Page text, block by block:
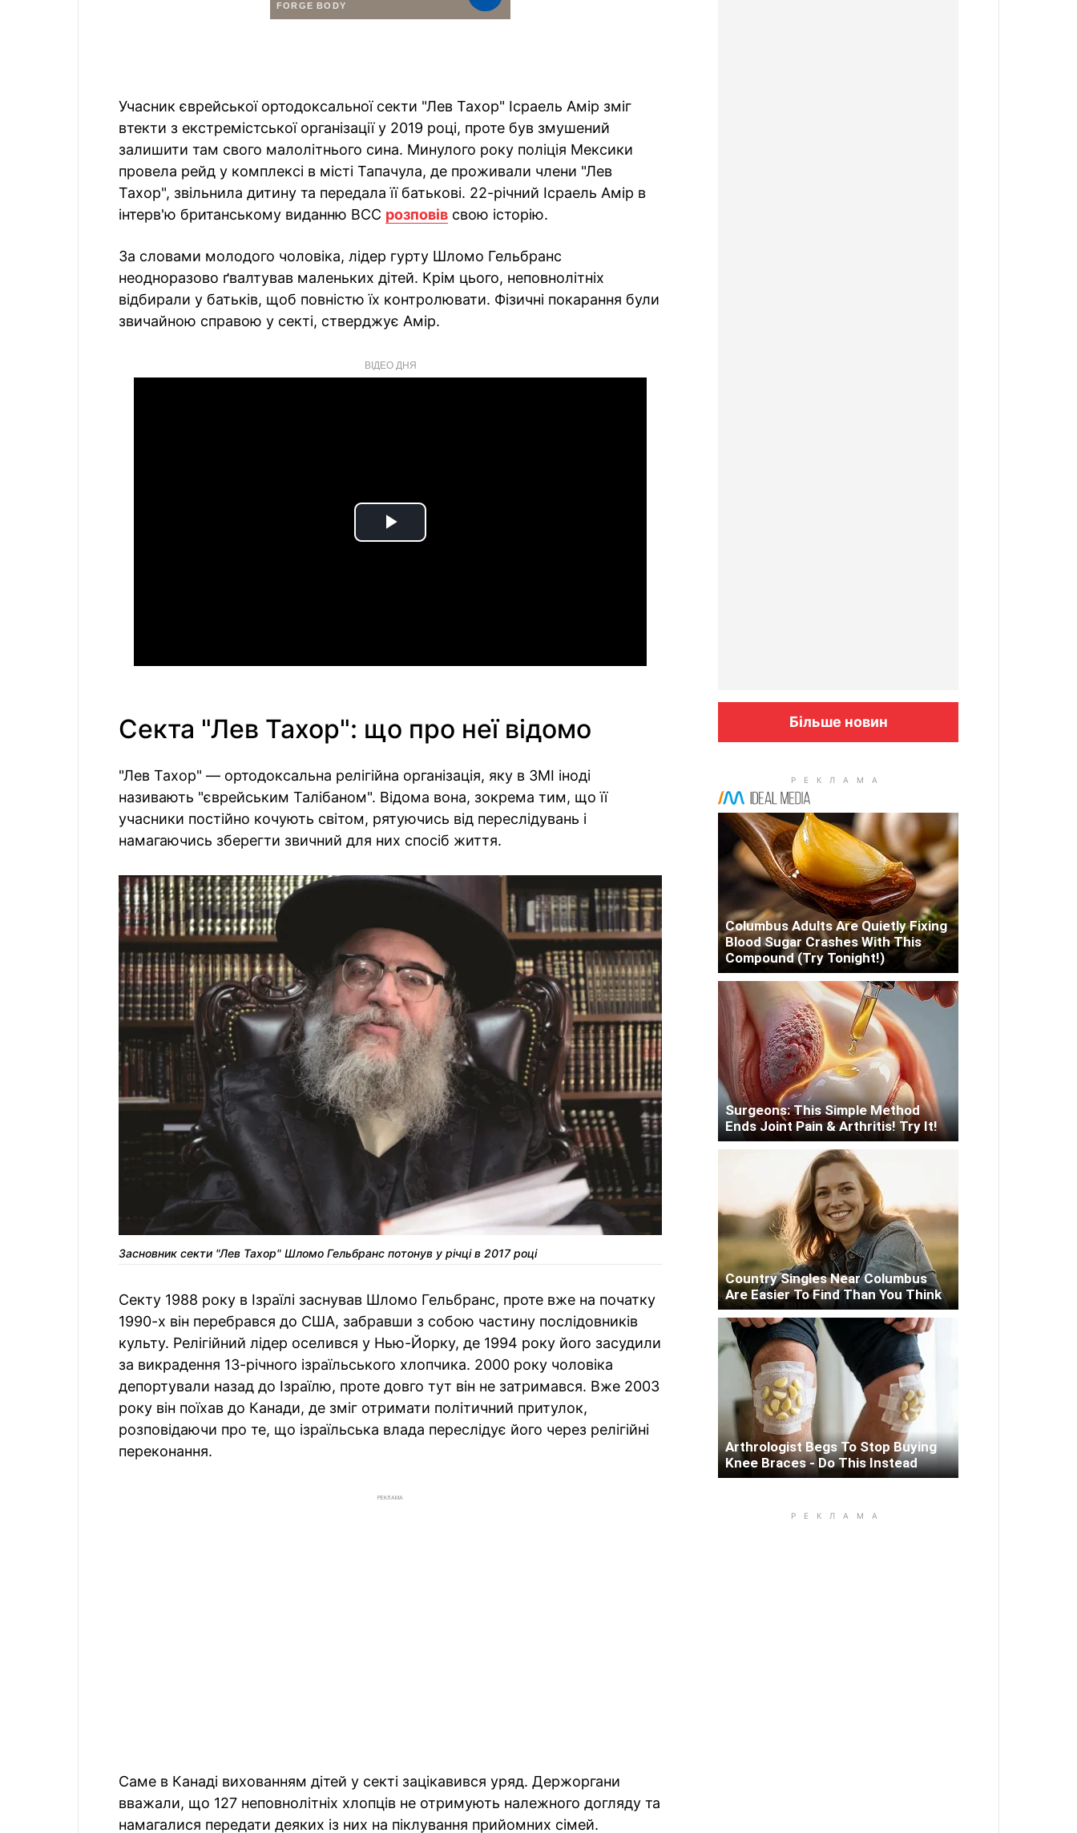
Учасник єврейської ортодоксальної секти "Лев Тахор" Ісраель Амір зміг
втекти з екстремістської організації у 2019 році, проте був змушений
залишити там свого малолітнього сина. Минулого року поліція Мексики
провела рейд у комплексі в місті Тапачула, де проживали члени "Лев
Тахор", звільнила дитину та передала її батькові. 22-річний Ісраель Амір в
інтерв'ю британському виданню BСС розповів свою історію.
За словами молодого чоловіка, лідер гурту Шломо Гельбранс
неодноразово ґвалтував маленьких дітей. Крім цього, неповнолітніх
відбирали у батьків, щоб повністю їх контролювати. Фізичні покарання були
звичайною справою у секті, стверджує Амір.
ВІДЕО ДНЯ
Play
Секта "Лев Тахор": що про неї відомо
"Лев Тахор" — ортодоксальна релігійна організація, яку в ЗМІ іноді
називають "єврейським Талібаном". Відома вона, зокрема тим, що її
учасники постійно кочують світом, рятуючись від переслідувань і
намагаючись зберегти звичний для них спосіб життя.
Засновник секти "Лев Тахор" Шломо Гельбранс потонув у річці в 2017 році
Секту 1988 року в Ізраїлі заснував Шломо Гельбранс, проте вже на початку
1990-х він перебрався до США, забравши з собою частину послідовників
культу. Релігійний лідер оселився у Нью-Йорку, де 1994 року його засудили
за викрадення 13-річного ізраїльського хлопчика. 2000 року чоловіка
депортували назад до Ізраїлю, проте довго тут він не затримався. Вже 2003
року він поїхав до Канади, де зміг отримати політичний притулок,
розповідаючи про те, що ізраїльська влада переслідує його через релігійні
переконання.
РЕКЛАМА
Саме в Канаді вихованням дітей у секті зацікавився уряд. Держоргани
вважали, що 127 неповнолітніх хлопців не отримують належного догляду та
намагалися передати деяких із них на піклування прийомних сімей.
Більше новин
Columbus Adults Are Quietly Fixing
Blood Sugar Crashes With This
Compound (Try Tonight!)
Surgeons: This Simple Method
Ends Joint Pain & Arthritis! Try It!
Country Singles Near Columbus
Are Easier To Find Than You Think
Arthrologist Begs To Stop Buying
Knee Braces - Do This Instead